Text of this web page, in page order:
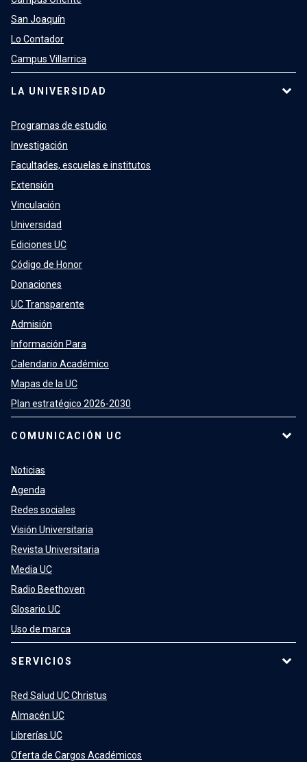
San Joaquín
Lo Contador
Campus Villarrica
LA UNIVERSIDAD
Programas de estudio
Investigación
Facultades, escuelas e institutos
Extensión
Vinculación
Universidad
Ediciones UC
Código de Honor
Donaciones
UC Transparente
Admisión
Información Para
Calendario Académico
Mapas de la UC
Plan estratégico 2026-2030
COMUNICACIÓN UC
Noticias
Agenda
Redes sociales
Visión Universitaria
Revista Universitaria
Media UC
Radio Beethoven
Glosario UC
Uso de marca
SERVICIOS
Red Salud UC Christus
Almacén UC
Librerías UC
Oferta de Cargos Académicos